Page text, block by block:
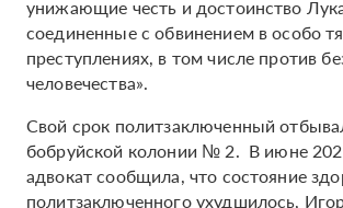
унижающие честь и достоинство
соединенные с обвинением в особо
преступлениях, в том числе против
человечества».
Свой срок политзаключенный
бобруйской колонии № 2. В июне
адвокат сообщила, что состояние
политзаключенного ухудшилось,